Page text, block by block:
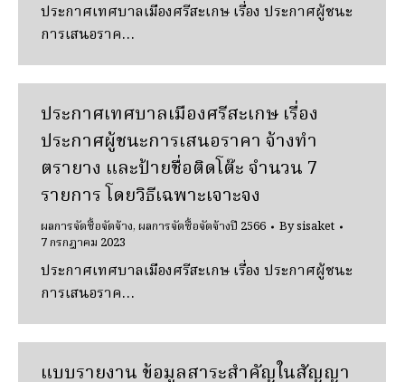
ประกาศเทศบาลเมืองศรีสะเกษ เรื่อง ประกาศผู้ชนะ
การเสนอราค…
ประกาศเทศบาลเมืองศรีสะเกษ เรื่อง
ประกาศผู้ชนะการเสนอราคา จ้างทำ
ตรายาง และป้ายชื่อติดโต๊ะ จำนวน 7
รายการ โดยวิธีเฉพาะเจาะจง
ผลการจัดซื้อจัดจ้าง,ผลการจัดซื้อจัดจ้างปี 2566 Bysisaket
7 กรกฎาคม 2023
ประกาศเทศบาลเมืองศรีสะเกษ เรื่อง ประกาศผู้ชนะ
การเสนอราค…
แบบรายงาน ข้อมูลสาระสำคัญในสัญญา